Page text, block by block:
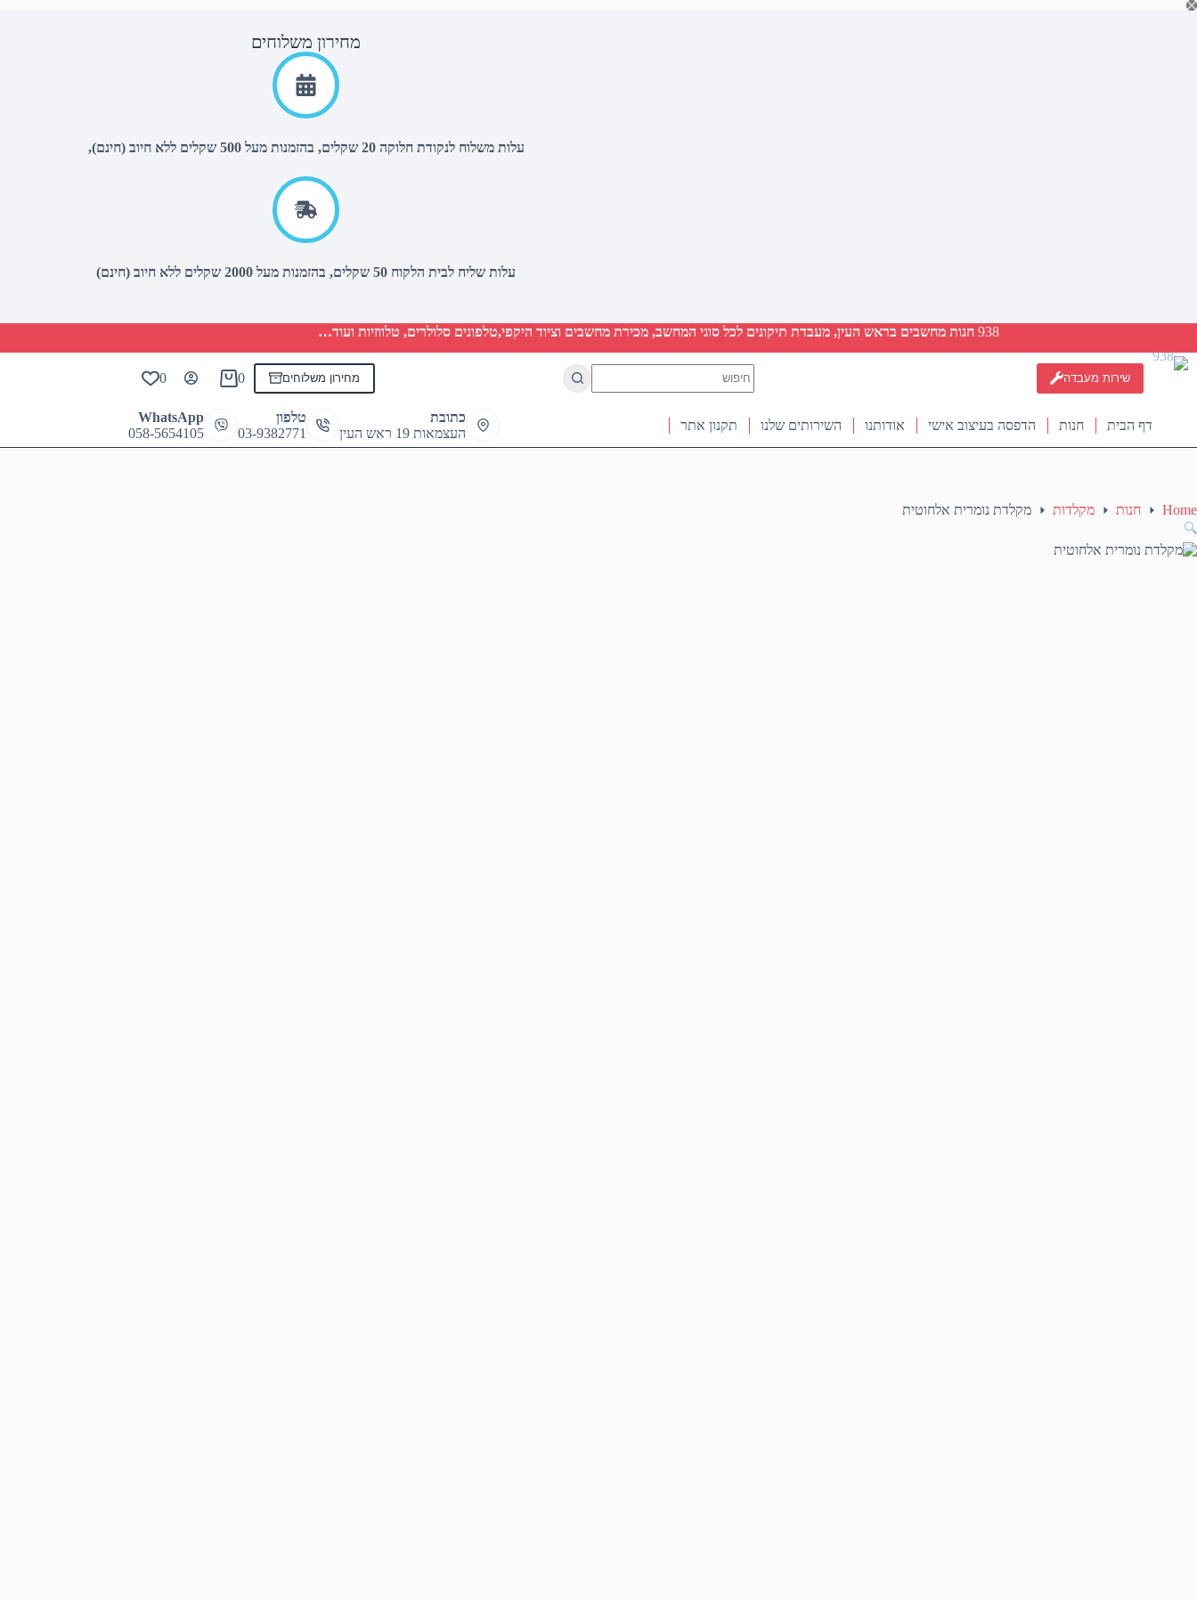
Skip
מחירון משלוחים
עלות משלוח לנקודת חלוקה 20 שקלים, בהזמנות מעל 500 שקלים ללא חיוב (חינם),
עלות שליח לבית הלקוח 50 שקלים, בהזמנות מעל 2000 שקלים ללא חיוב (חינם)
938 חנות מחשבים בראש העין, מעבדת תיקונים לכל סוגי המחשב, מכירת מחשבים וציוד היקפי,טלפונים סלולרים, טלווזיות ועוד…
שירות מעבדה
results
מחירון משלוחים
Shopping
0
0
דף הבית חנות הדפסה בעיצוב אישי אודותנו השירותים שלנו תקנון אתר
כתובת
העצמאות 19 ראש העין
טלפון
03-9382771
WhatsApp
058-5654105
Home חנות מקלדות
מקלדת נומרית אלחוטית
🔍